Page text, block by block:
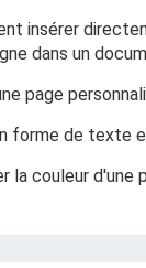
insérer
dans un
page
forme de texte
la couleur d'une